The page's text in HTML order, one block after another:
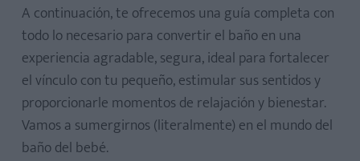
A continuación, te ofrecemos una guía completa con
todo lo necesario para convertir el baño en una
experiencia agradable, segura, ideal para fortalecer
el vínculo con tu pequeño, estimular sus sentidos y
proporcionarle momentos de relajación y bienestar.
Vamos a sumergirnos (literalmente) en el mundo del
baño del bebé.